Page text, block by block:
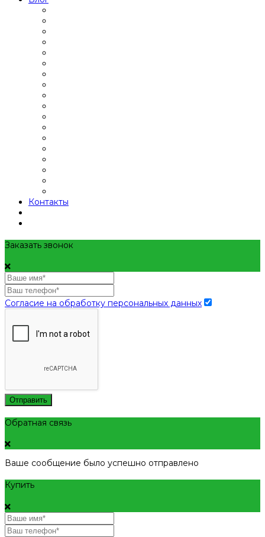
Контакты
Заказать звонок
Согласие на обработку персональных данных
Отправить
Обратная связь
Ваше сообщение было успешно отправлено
Купить